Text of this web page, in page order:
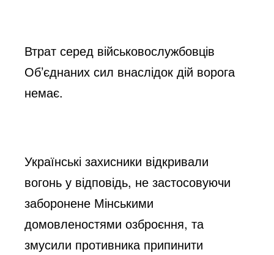
Втрат серед військовослужбовців
Об’єднаних сил внаслідок дій ворога
немає.
Українські захисники відкривали
вогонь у відповідь, не застосовуючи
заборонене Мінськими
домовленостями озброєння, та
змусили противника припинити